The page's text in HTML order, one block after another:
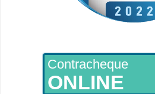
Contracheque
ONLINE